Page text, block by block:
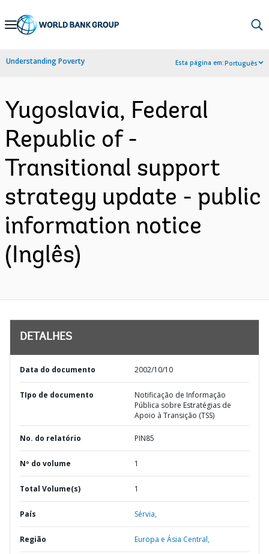
Skip
Navigation
Understanding Poverty Esta página em:Português
Yugoslavia, Federal
Republic of -
Transitional support
strategy update - public
information notice
(Inglês)
DETALHES
Data do documento 2002/10/10
TIpo de documento
Notificação de Informação
Pública sobre Estratégias de
Apoio à Transição (TSS)
No. do relatório PIN85
Nº do volume 1
Total Volume(s) 1
País Sérvia,
Região Europa e Ásia Central,